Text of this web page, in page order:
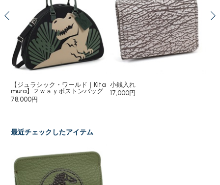
【ジュラシック・ワールド｜Kita
mura】２ｗａｙボストンバッグ
78,000円
小銭入れ
17,000円
最近チェックしたアイテム